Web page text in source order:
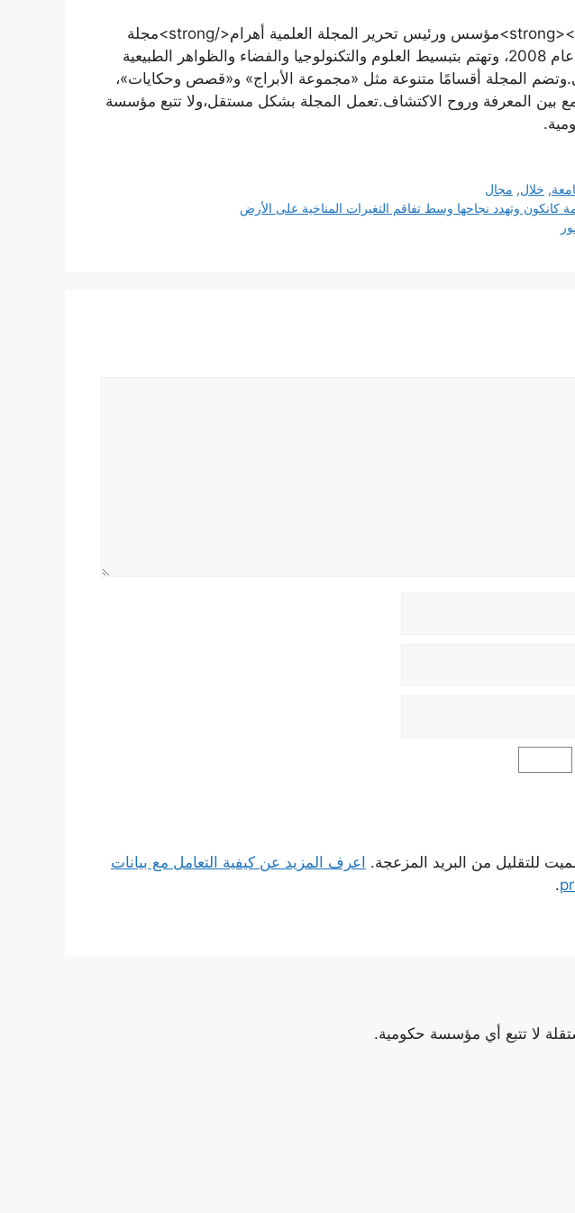
<strong>هاني سلام</strong><strong>مؤسس ورئيس تحرير المجلة العلمية أهرام</strong>مجلة
علمية عربية مستقلة تعمل منذ عام 2008، وتهتم بتبسيط العلوم والتكنولوجيا والفضاء والظواهر الطبيعية
المجلة أقسامًا متنوعة مثل «مجموعة الأبراج» و«قصص وحكايات»،
بين المعرفة وروح الاكتشاف.تعمل المجلة بشكل مستقل،ولا تتبع مؤسسة
, خلال, مجال
وتهدد نجاحها وسط تفاقم التغيرات المناخية على الأرض
للتقليل من البريد المزعجة. اعرف المزيد عن كيفية التعامل مع بيانات
.